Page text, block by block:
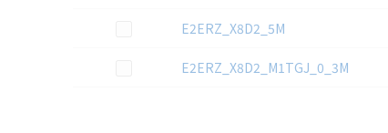
この資料を選択E2ERZ_X8D2_5M
この資料を選択E2ERZ_X8D2_M1TGJ_0_3M